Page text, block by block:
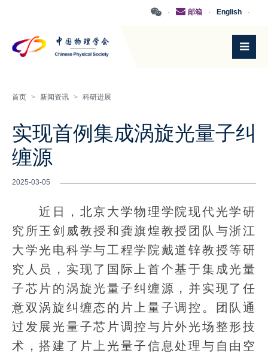
·
English
·
邮箱
·
首页 > 新闻资讯 > 科研进展
实现首例集成涡旋光量子纠
缠源
2025-03-05
近日，北京大学物理学院现代光学研
究所王剑威教授和龚旗煌教授团队与浙江
大学光电科学与工程学院戴道锌教授等研
究人员，实现了国际上首个基于集成光量
子芯片的涡旋光量子纠缠源，并实现了任
意双涡旋纠缠态的片上量子调控。团队通
过发展光量子芯片调控与片外光场整形技
术，搭建了片上光量子信息处理与自由空